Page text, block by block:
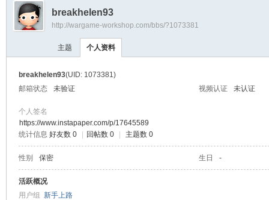
›
breakhelen93
http://wargame-workshop.com/bbs/?1073381
主题 个人资料
breakhelen93(UID: 1073381)
邮箱状态
未验证 视频认证 未认证
个人签名
https://www.instapaper.com/p/17645589
统计信息 好友数 0 回帖数 0 主题数 0
性别 保密 生日 -
活跃概况
用户组 新手上路